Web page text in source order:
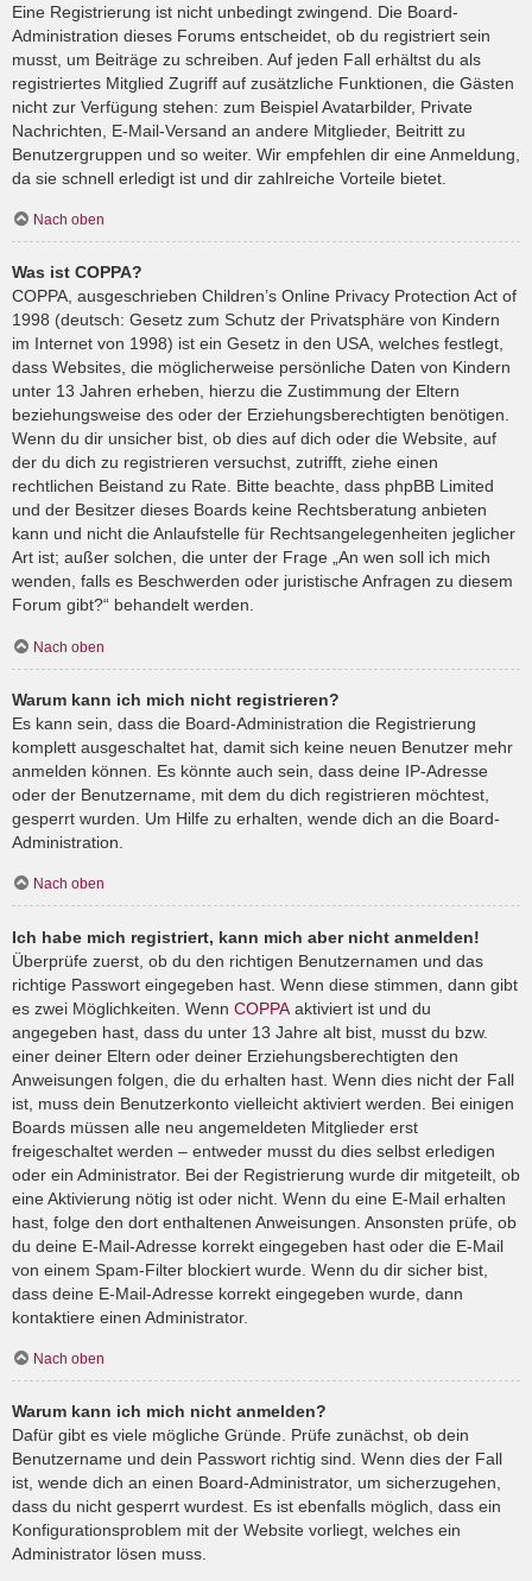
Eine Registrierung ist nicht unbedingt zwingend. Die Board-
Administration dieses Forums entscheidet, ob du registriert sein
musst, um Beiträge zu schreiben. Auf jeden Fall erhältst du als
registriertes Mitglied Zugriff auf zusätzliche Funktionen, die Gästen
nicht zur Verfügung stehen: zum Beispiel Avatarbilder, Private
Nachrichten, E-Mail-Versand an andere Mitglieder, Beitritt zu
Benutzergruppen und so weiter. Wir empfehlen dir eine Anmeldung,
da sie schnell erledigt ist und dir zahlreiche Vorteile bietet.
Nach oben
Was ist COPPA?
COPPA, ausgeschrieben Children’s Online Privacy Protection Act of
1998 (deutsch: Gesetz zum Schutz der Privatsphäre von Kindern
im Internet von 1998) ist ein Gesetz in den USA, welches festlegt,
dass Websites, die möglicherweise persönliche Daten von Kindern
unter 13 Jahren erheben, hierzu die Zustimmung der Eltern
beziehungsweise des oder der Erziehungsberechtigten benötigen.
Wenn du dir unsicher bist, ob dies auf dich oder die Website, auf
der du dich zu registrieren versuchst, zutrifft, ziehe einen
rechtlichen Beistand zu Rate. Bitte beachte, dass phpBB Limited
und der Besitzer dieses Boards keine Rechtsberatung anbieten
kann und nicht die Anlaufstelle für Rechtsangelegenheiten jeglicher
Art ist; außer solchen, die unter der Frage „An wen soll ich mich
wenden, falls es Beschwerden oder juristische Anfragen zu diesem
Forum gibt?“ behandelt werden.
Nach oben
Warum kann ich mich nicht registrieren?
Es kann sein, dass die Board-Administration die Registrierung
komplett ausgeschaltet hat, damit sich keine neuen Benutzer mehr
anmelden können. Es könnte auch sein, dass deine IP-Adresse
oder der Benutzername, mit dem du dich registrieren möchtest,
gesperrt wurden. Um Hilfe zu erhalten, wende dich an die Board-
Administration.
Nach oben
Ich habe mich registriert, kann mich aber nicht anmelden!
Überprüfe zuerst, ob du den richtigen Benutzernamen und das
richtige Passwort eingegeben hast. Wenn diese stimmen, dann gibt
es zwei Möglichkeiten. Wenn COPPA aktiviert ist und du
angegeben hast, dass du unter 13 Jahre alt bist, musst du bzw.
einer deiner Eltern oder deiner Erziehungsberechtigten den
Anweisungen folgen, die du erhalten hast. Wenn dies nicht der Fall
ist, muss dein Benutzerkonto vielleicht aktiviert werden. Bei einigen
Boards müssen alle neu angemeldeten Mitglieder erst
freigeschaltet werden – entweder musst du dies selbst erledigen
oder ein Administrator. Bei der Registrierung wurde dir mitgeteilt, ob
eine Aktivierung nötig ist oder nicht. Wenn du eine E-Mail erhalten
hast, folge den dort enthaltenen Anweisungen. Ansonsten prüfe, ob
du deine E-Mail-Adresse korrekt eingegeben hast oder die E-Mail
von einem Spam-Filter blockiert wurde. Wenn du dir sicher bist,
dass deine E-Mail-Adresse korrekt eingegeben wurde, dann
kontaktiere einen Administrator.
Nach oben
Warum kann ich mich nicht anmelden?
Dafür gibt es viele mögliche Gründe. Prüfe zunächst, ob dein
Benutzername und dein Passwort richtig sind. Wenn dies der Fall
ist, wende dich an einen Board-Administrator, um sicherzugehen,
dass du nicht gesperrt wurdest. Es ist ebenfalls möglich, dass ein
Konfigurationsproblem mit der Website vorliegt, welches ein
Administrator lösen muss.